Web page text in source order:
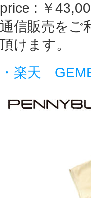
price : ￥
通信販売をご
頂けます。
・楽天